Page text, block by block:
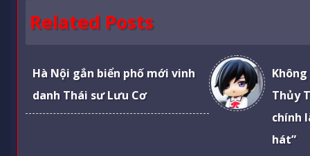
Related Posts
Hà Nội gắn biển phố mới vinh
danh Thái sư Lưu Cơ
Thủy
chính
hát”